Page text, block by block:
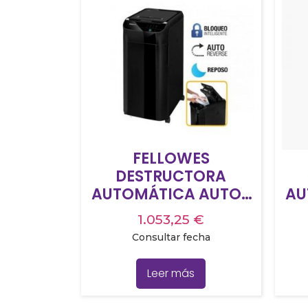
FELLOWES
DESTRUCTORA
AUTOMÁTICA AUTO-
MAX 350C CORTE EN
PARTICULAS
(ENTREGA 48 HORAS
DESDE FABRICANTE)
1.053,25 €
Consultar fecha
Leer más